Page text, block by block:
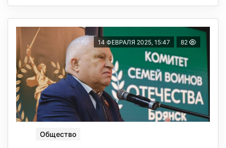
14 ФЕВРАЛЯ 2025, 15:47 82
Общество